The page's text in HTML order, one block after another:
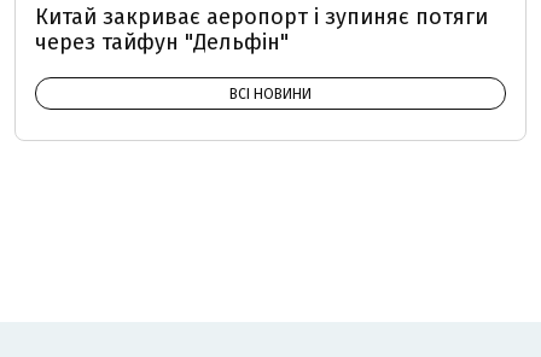
Китай закриває аеропорт і зупиняє потяги
через тайфун "Дельфін"
ВСІ НОВИНИ